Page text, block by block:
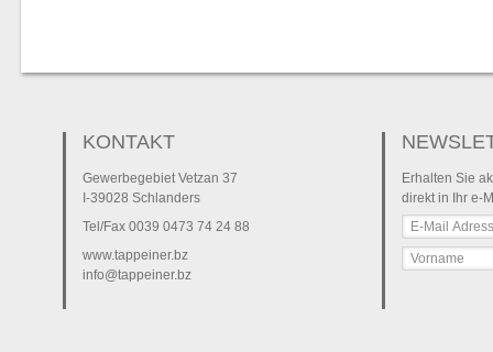
KONTAKT
Gewerbegebiet Vetzan 37
I-39028 Schlanders
Tel/Fax 0039 0473 74 24 88
www.tappeiner.bz
info@tappeiner.bz
Erhalten Sie
direkt in Ihr e-